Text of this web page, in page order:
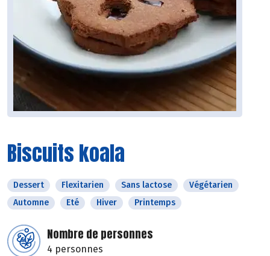
Biscuits koala
Dessert Flexitarien Sans lactose
Végétarien
Automne
Eté Hiver Printemps
Nombre de personnes
4 personnes